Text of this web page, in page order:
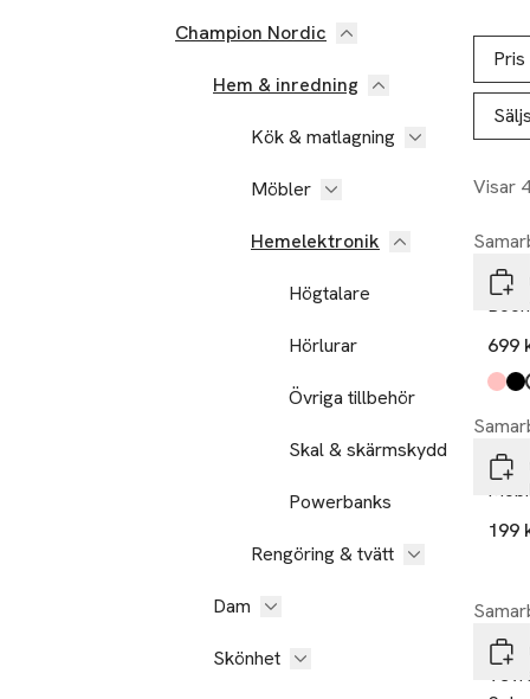
Hoppa till produktsidan
Champion Nordic
Hem & inredning
Kök & matlagning
Möbler
Hemelektronik
Högtalare
Hörlurar
Övriga tillbehör
Skal & skärmskydd
Powerbanks
Rengöring & tvätt
Dam
Skönhet
Pris
Visar
Lista
699
rosa,
svart
vit,
199